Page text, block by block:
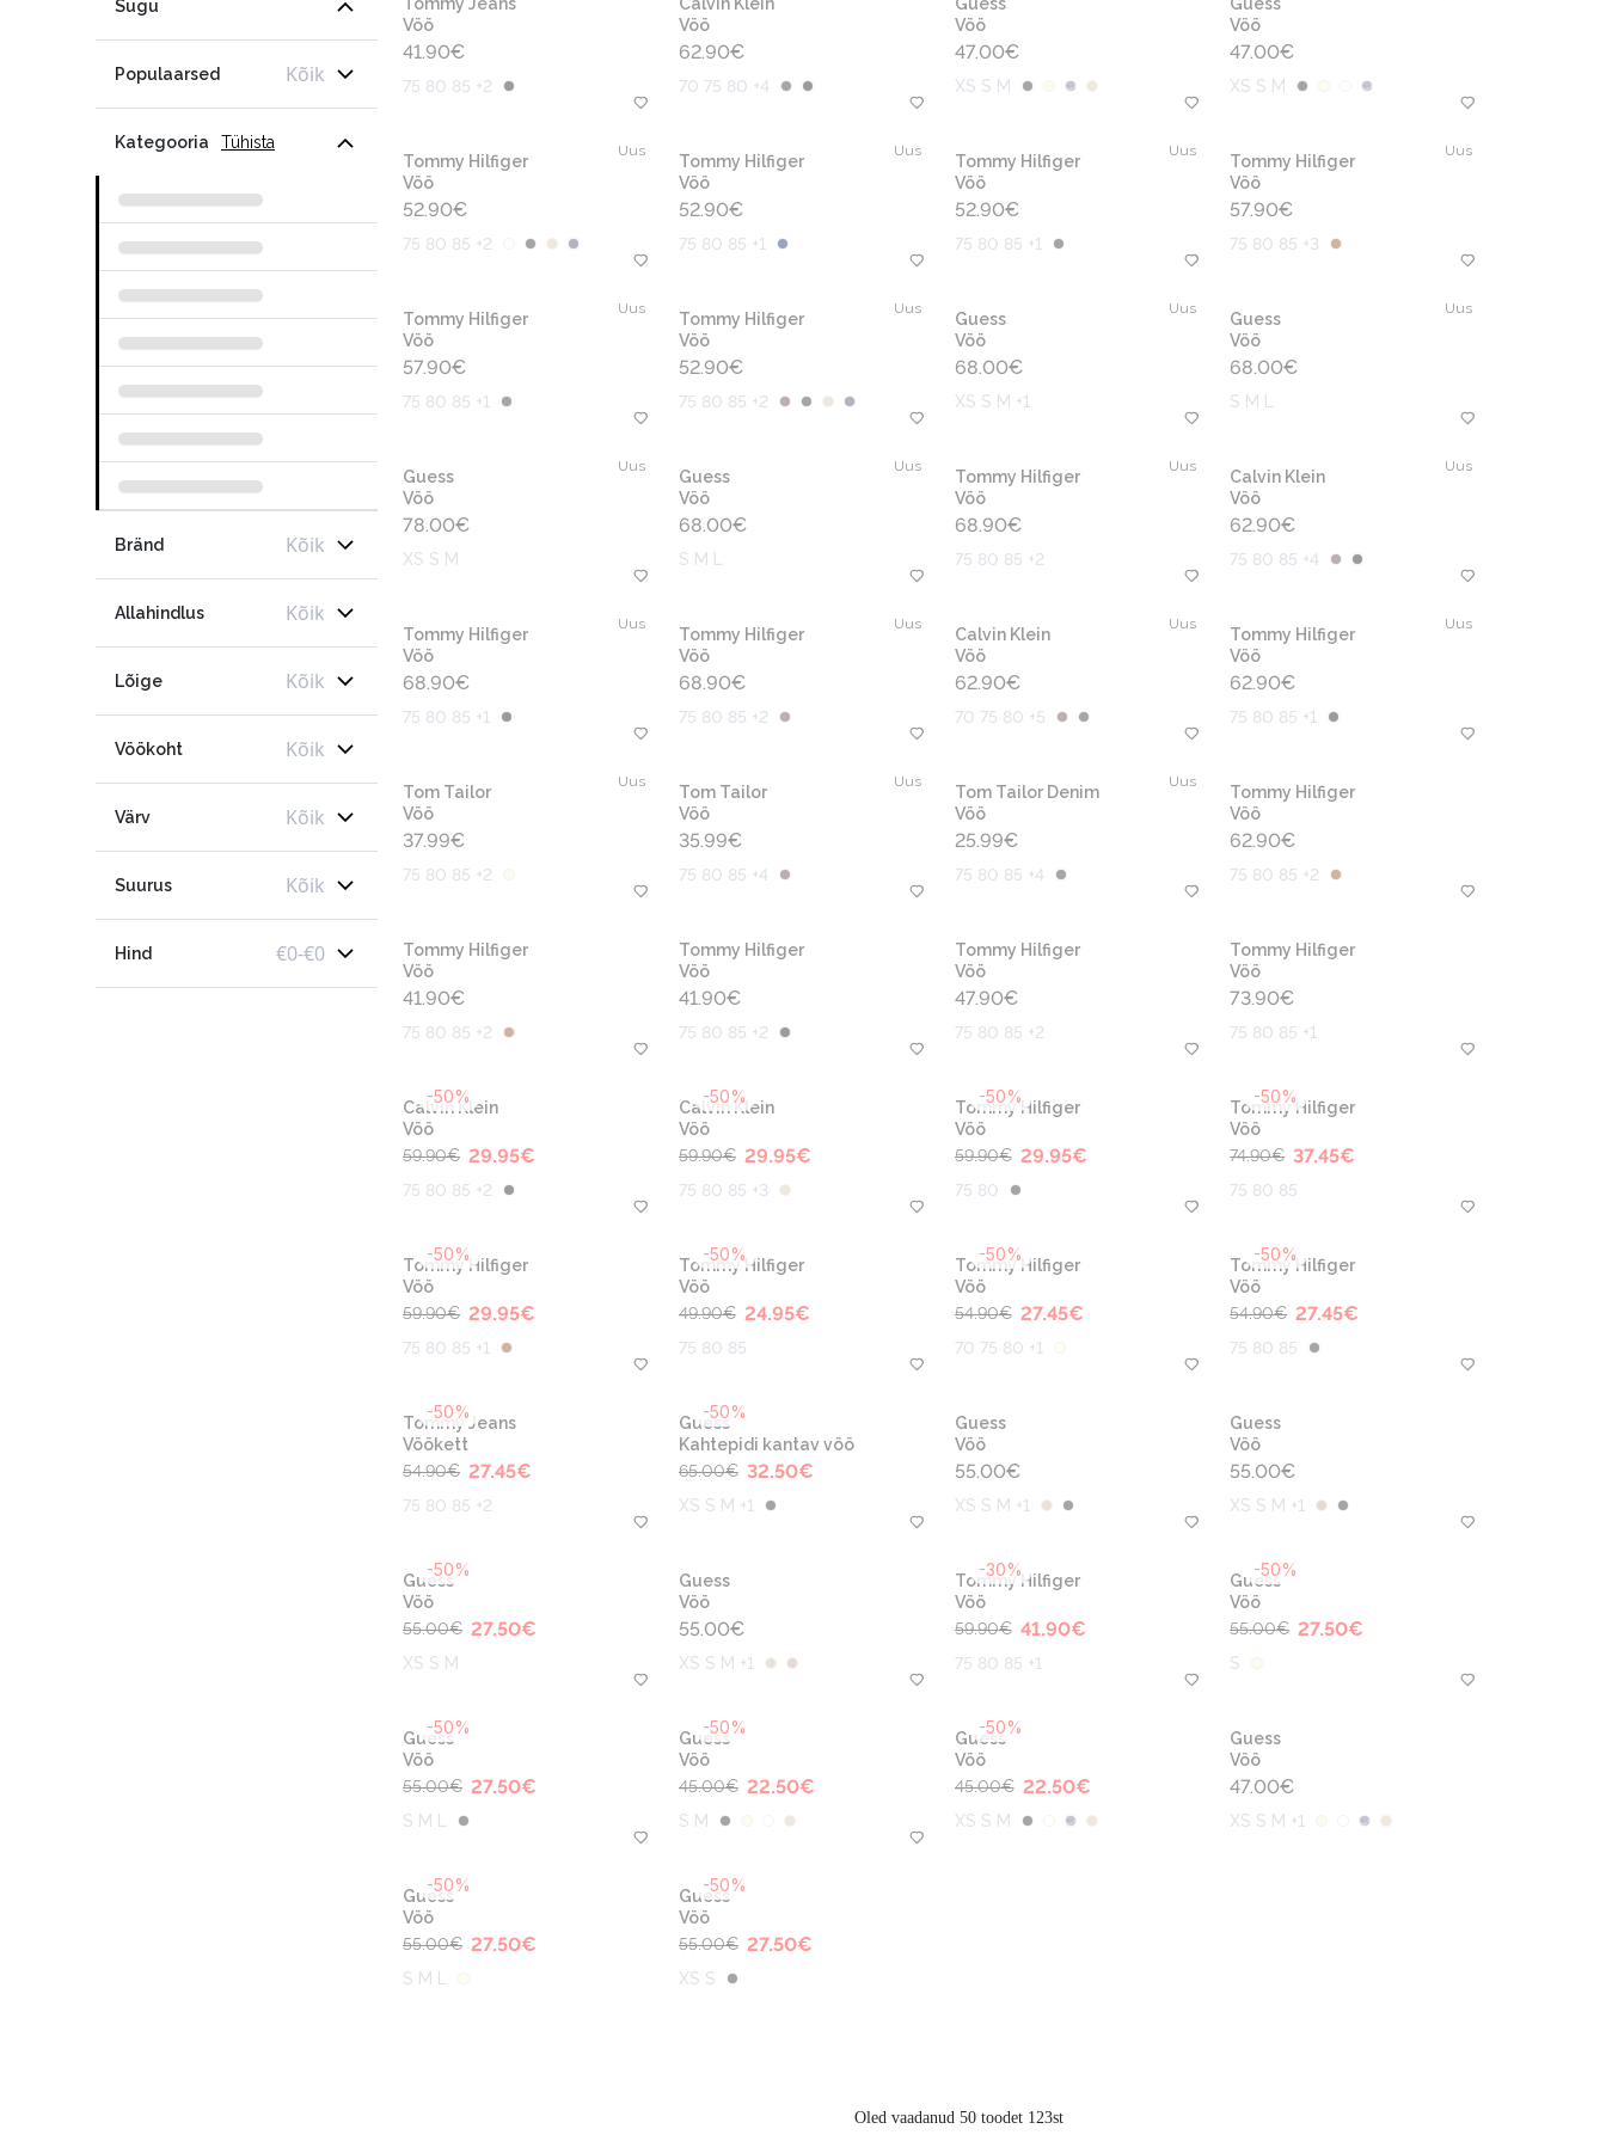
Sugu
Populaarsed Kõik
Kategooria Tühista
Bränd Kõik
Allahindlus Kõik
Lõige Kõik
Vöökoht Kõik
Värv Kõik
Suurus Kõik
Hind €0-€0
Vöö
41.90€
75 80 85 +2
Vöö
62.90€
70 75 80 +4
Vöö
47.00€
XS S M
Vöö
47.00€
XS S M
Uus
Tommy Hilfiger
Vöö
52.90€
75 80 85 +2
Uus
Tommy Hilfiger
Vöö
52.90€
75 80 85 +1
Uus
Tommy Hilfiger
Vöö
52.90€
75 80 85 +1
Uus
Tommy Hilfiger
Vöö
57.90€
75 80 85 +3
Uus
Tommy Hilfiger
Vöö
57.90€
75 80 85 +1
Uus
Tommy Hilfiger
Vöö
52.90€
75 80 85 +2
Uus
Guess
Vöö
68.00€
XS S M +1
Uus
Guess
Vöö
68.00€
S M L
Uus
Guess
Vöö
78.00€
XS S M
Uus
Guess
Vöö
68.00€
S M L
Uus
Tommy Hilfiger
Vöö
68.90€
75 80 85 +2
Uus
Calvin Klein
Vöö
62.90€
75 80 85 +4
Uus
Tommy Hilfiger
Vöö
68.90€
75 80 85 +1
Uus
Tommy Hilfiger
Vöö
68.90€
75 80 85 +2
Uus
Calvin Klein
Vöö
62.90€
70 75 80 +5
Uus
Tommy Hilfiger
Vöö
62.90€
75 80 85 +1
Uus
Tom Tailor
Vöö
37.99€
75 80 85 +2
Uus
Tom Tailor
Vöö
35.99€
75 80 85 +4
Uus
Tom Tailor Denim
Vöö
25.99€
75 80 85 +4
Tommy Hilfiger
Vöö
62.90€
75 80 85 +2
Tommy Hilfiger
Vöö
41.90€
75 80 85 +2
Tommy Hilfiger
Vöö
41.90€
75 80 85 +2
Tommy Hilfiger
Vöö
47.90€
75 80 85 +2
Tommy Hilfiger
Vöö
73.90€
75 80 85 +1
-50%
Calvin Klein
Vöö
59.90€ 29.95€
75 80 85 +2
-50%
Calvin Klein
Vöö
59.90€ 29.95€
75 80 85 +3
-50%
Tommy Hilfiger
Vöö
59.90€ 29.95€
75 80
-50%
Tommy Hilfiger
Vöö
74.90€ 37.45€
75 80 85
-50%
Tommy Hilfiger
Vöö
59.90€ 29.95€
75 80 85 +1
-50%
Tommy Hilfiger
Vöö
49.90€ 24.95€
75 80 85
-50%
Tommy Hilfiger
Vöö
54.90€ 27.45€
70 75 80 +1
-50%
Tommy Hilfiger
Vöö
54.90€ 27.45€
75 80 85
-50%
Tommy Jeans
Vöökett
54.90€ 27.45€
75 80 85 +2
-50%
Guess
Kahtepidi kantav vöö
65.00€ 32.50€
XS S M +1
Guess
Vöö
55.00€
XS S M +1
Guess
Vöö
55.00€
XS S M +1
-50%
Guess
Vöö
55.00€ 27.50€
XS S M
Guess
Vöö
55.00€
XS S M +1
-30%
Tommy Hilfiger
Vöö
59.90€ 41.90€
75 80 85 +1
-50%
Guess
Vöö
55.00€ 27.50€
S
-50%
Guess
Vöö
55.00€ 27.50€
S M L
-50%
Guess
Vöö
45.00€ 22.50€
S M
-50%
Guess
Vöö
45.00€ 22.50€
XS S M
Guess
Vöö
47.00€
XS S M +1
-50%
Guess
Vöö
55.00€ 27.50€
S M L
-50%
Guess
Vöö
55.00€ 27.50€
XS S
Oled vaadanud 50 toodet 123st